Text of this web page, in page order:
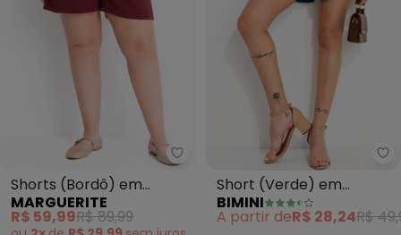
Marguerite - Shorts (Bordô)
Shorts (Bordô) em
Tecido Leve
MARGUERITE
R$ 59,99R$ 89,99
Short (Verde) em
Poliviscose
BIMINI
A partir deR$ 28,24R$